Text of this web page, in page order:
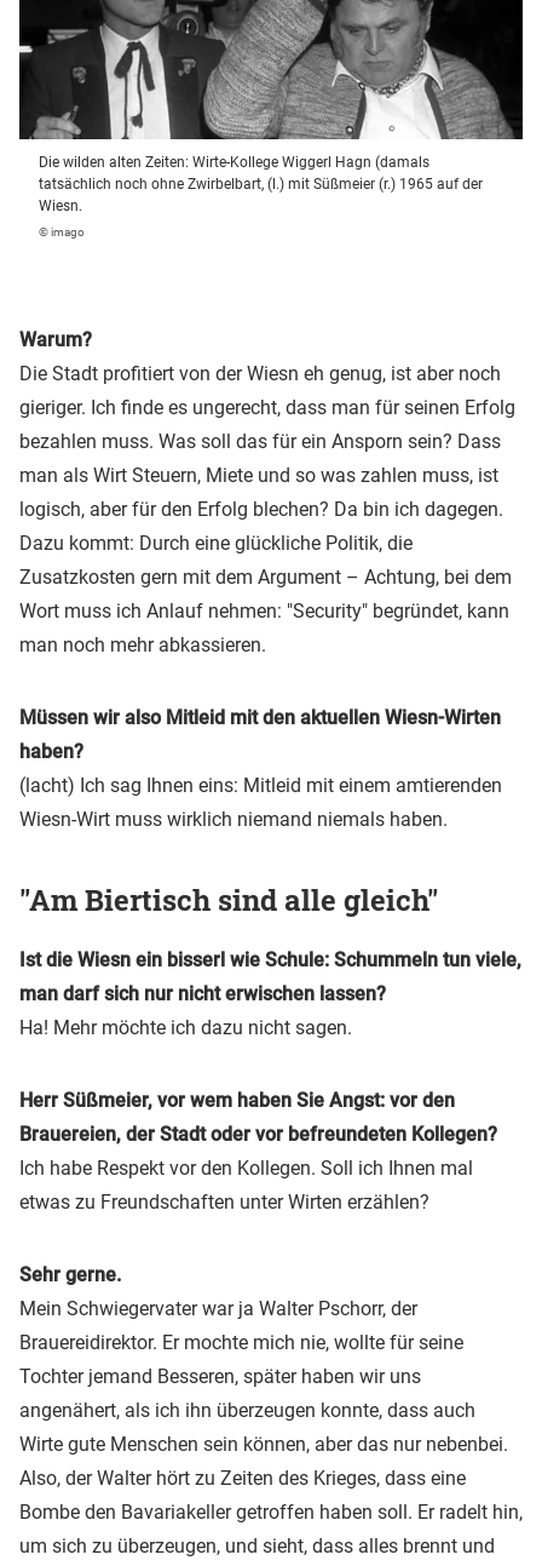
Die wilden alten Zeiten: Wirte-Kollege Wiggerl Hagn (damals
tatsächlich noch ohne Zwirbelbart, (l.) mit Süßmeier (r.) 1965 auf der
Wiesn.
© imago
Warum?
Die Stadt profitiert von der Wiesn eh genug, ist aber noch
gieriger. Ich finde es ungerecht, dass man für seinen Erfolg
bezahlen muss. Was soll das für ein Ansporn sein? Dass
man als Wirt Steuern, Miete und so was zahlen muss, ist
logisch, aber für den Erfolg blechen? Da bin ich dagegen.
Dazu kommt: Durch eine glückliche Politik, die
Zusatzkosten gern mit dem Argument – Achtung, bei dem
Wort muss ich Anlauf nehmen: "Security" begründet, kann
man noch mehr abkassieren.
Müssen wir also Mitleid mit den aktuellen Wiesn-Wirten
haben?
(lacht) Ich sag Ihnen eins: Mitleid mit einem amtierenden
Wiesn-Wirt muss wirklich niemand niemals haben.
"Am Biertisch sind alle gleich"
Ist die Wiesn ein bisserl wie Schule: Schummeln tun viele,
man darf sich nur nicht erwischen lassen?
Ha! Mehr möchte ich dazu nicht sagen.
Herr Süßmeier, vor wem haben Sie Angst: vor den
Brauereien, der Stadt oder vor befreundeten Kollegen?
Ich habe Respekt vor den Kollegen. Soll ich Ihnen mal
etwas zu Freundschaften unter Wirten erzählen?
Sehr gerne.
Mein Schwiegervater war ja Walter Pschorr, der
Brauereidirektor. Er mochte mich nie, wollte für seine
Tochter jemand Besseren, später haben wir uns
angenähert, als ich ihn überzeugen konnte, dass auch
Wirte gute Menschen sein können, aber das nur nebenbei.
Also, der Walter hört zu Zeiten des Krieges, dass eine
Bombe den Bavariakeller getroffen haben soll. Er radelt hin,
um sich zu überzeugen, und sieht, dass alles brennt und